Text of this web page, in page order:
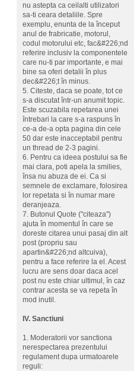
nu astepta ca ceilalti utilizatori
sa-ti ceara detaliile. Spre
exemplu, enunta de la început
anul de frabricatie, motorul,
codul motorului etc, fac&#226;nd
referire inclusiv la componentele
care nu-ti par importante, e mai
bine sa oferi detalii în plus
dec&#226;t în minus.
5. Citeste, daca se poate, tot ce
s-a discutat într-un anumit topic.
Este scuzabila repetarea unei
întrebari la care s-a raspuns în
ce-a de-a opta pagina din cele
50 dar este inacceptabil pentru
un thread de 2-3 pagini.
6. Pentru ca ideea postului sa fie
mai clara, poti apela la smilies,
însa nu abuza de ei. Ca si
semnele de exclamare, folosirea
lor repetata si în numar mare
deranjeaza.
7. Butonul Quote ("citeaza")
ajuta în momentul în care se
doreste citarea unui pasaj din alt
post (propriu sau
apartin&#226;nd altcuiva),
pentru a face referire la el. Acest
lucru are sens doar daca acel
post nu este chiar ultimul, în caz
contrar acesta se va repeta în
mod inutil.
IV. Sanctiuni
1. Moderatorii vor sanctiona
nerespectarea prezentului
regulament dupa urmatoarele
reguli: